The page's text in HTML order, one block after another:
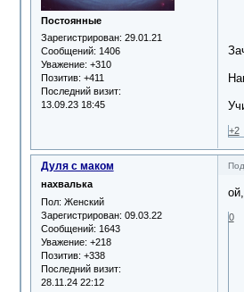
Постоянные
Зарегистрирован: 29.01.21
Сообщений: 1406
Уважение: +310
Позитив: +411
Последний визит:
13.09.23 18:45
+2
Дуля с маком
нахвалька
Пол: Женский
Зарегистрирован: 09.03.22
Сообщений: 1643
Уважение: +218
Позитив: +338
Последний визит:
28.11.24 22:12
0